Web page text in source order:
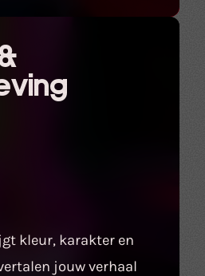
kleur, karakter en
jouw verhaal